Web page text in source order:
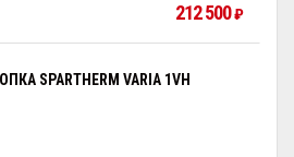
212 500₽
SPARTHERM VARIA 1VH